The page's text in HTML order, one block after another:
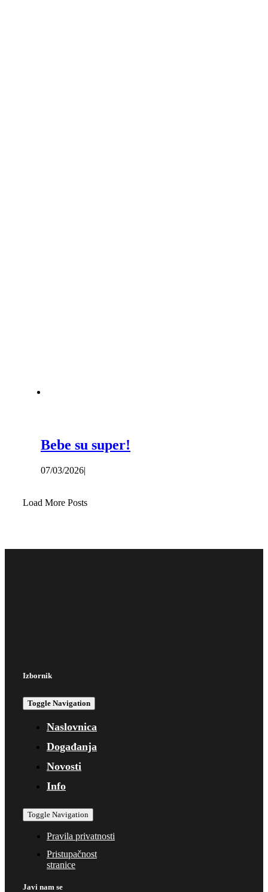
Bebe su super!
07/03/2026|
Load More Posts
Izbornik
Toggle Navigation
Naslovnica
Događanja
Novosti
Info
Toggle Navigation
Pravila privatnosti
Pristupačnost
stranice
Javi nam se